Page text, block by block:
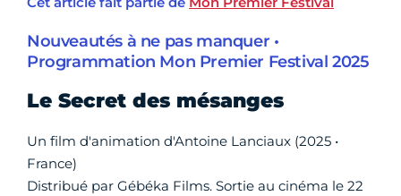
Nouveautés à ne pas manquer •
Programmation Mon Premier Festival 2025
Le Secret des mésanges
Un film d'animation d'Antoine Lanciaux (2025 •
France)
Distribué par Gébéka Films. Sortie au cinéma le 22